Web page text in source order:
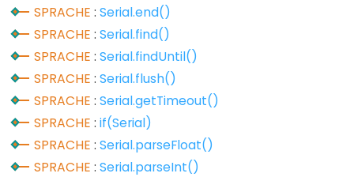
Functions
String.c_str()
String.charAt()
String.compareTo()
SPRACHE :Serial.end()
SPRACHE :Serial.find()
SPRACHE :Serial.findUntil()
SPRACHE :Serial.flush()
SPRACHE :Serial.getTimeout()
SPRACHE :if(Serial)
SPRACHE :Serial.parseFloat()
SPRACHE :Serial.parseInt()